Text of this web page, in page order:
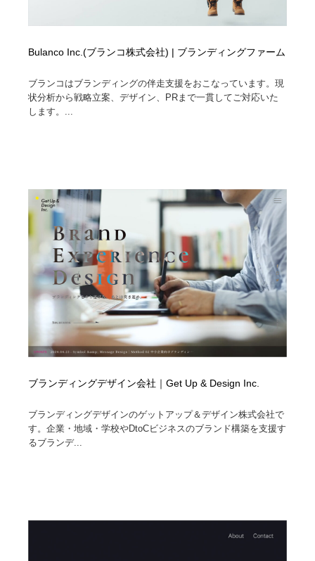
Bulanco Inc.(ブランコ株式会社) | ブランディングファーム
ブランコはブランディングの伴走支援をおこなっています。現
状分析から戦略立案、デザイン、PRまで一貫してご対応いた
します。...
ブランディングデザイン会社｜Get Up & Design Inc.
ブランディングデザインのゲットアップ＆デザイン株式会社で
す。企業・地域・学校やDtoCビジネスのブランド構築を支援す
るブランデ...